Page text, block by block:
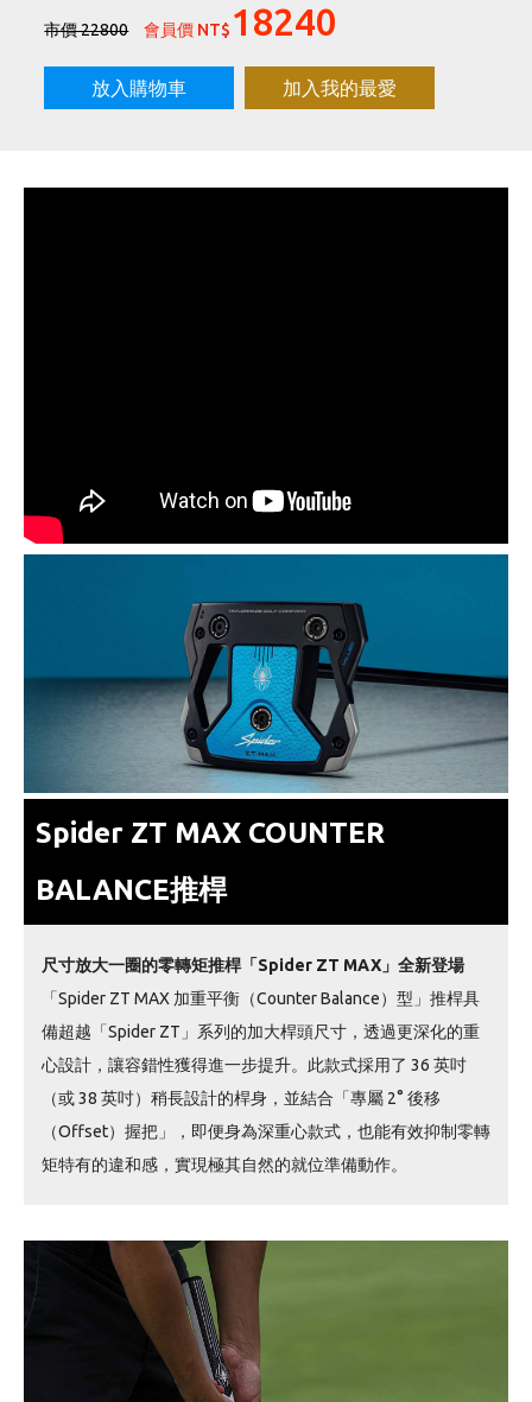
市價 22800 會員價 NT$ 18240
放入購物車 加入我的最愛
Spider ZT MAX COUNTER
BALANCE推桿
尺寸放大一圈的零轉矩推桿「Spider ZT MAX」全新登場
「Spider ZT MAX 加重平衡（Counter Balance）型」推桿具
備超越「Spider ZT」系列的加大桿頭尺寸，透過更深化的重
心設計，讓容錯性獲得進一步提升。此款式採用了 36 英吋
（或 38 英吋）稍長設計的桿身，並結合「專屬 2° 後移
（Offset）握把」，即便身為深重心款式，也能有效抑制零轉
矩特有的違和感，實現極其自然的就位準備動作。